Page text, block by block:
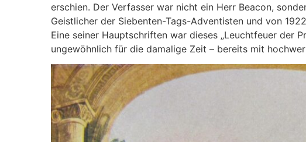
erschien. Der Verfasser war nicht ein Herr Beacon,
Geistlicher der Siebenten-Tags-Adventisten und von
Eine seiner Hauptschriften war dieses „Leuchtfeuer der
ungewöhnlich für die damalige Zeit – bereits mit